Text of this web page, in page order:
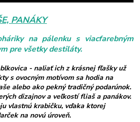
PANÁKY
na pálenku s viacfarebným
pre všetky destiláty.
- naliať ich z krásnej fľašky už
s ovocným motívom sa hodia na
alebo ako pekný tradičný podarúnok.
dizajnov a veľkostí fliaš a panákov.
vlastnú krabičku, vďaka ktorej
na novú úroveň.